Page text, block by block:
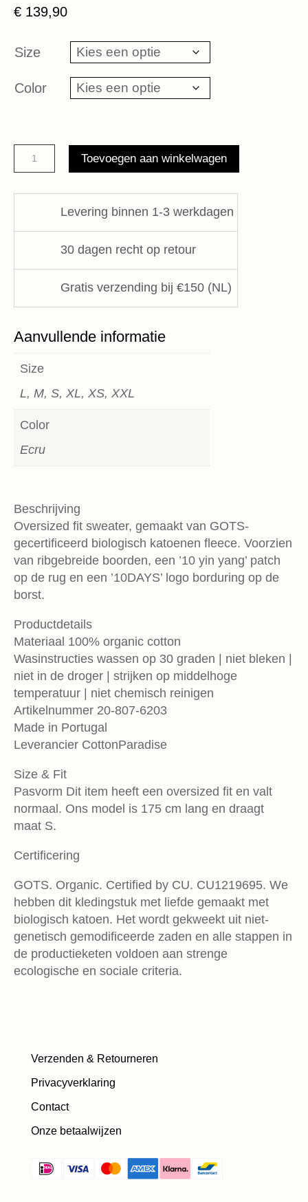
€ 139,90
Size
Color
Baseball
sweater
Toevoegen aan winkelwagen
Levering binnen 1-3 werkdagen
30 dagen recht op retour
Gratis verzending bij €150 (NL)
Aanvullende informatie
Size
L, M, S, XL, XS, XXL
Color
Ecru
Beschrijving
Oversized fit sweater, gemaakt van GOTS-
gecertificeerd biologisch katoenen fleece. Voorzien
van ribgebreide boorden, een ’10 yin yang’ patch
op de rug en een ’10DAYS’ logo borduring op de
borst.
Productdetails
Materiaal 100% organic cotton
Wasinstructies wassen op 30 graden | niet bleken |
niet in de droger | strijken op middelhoge
temperatuur | niet chemisch reinigen
Artikelnummer 20-807-6203
Made in Portugal
Leverancier CottonParadise
Size & Fit
Pasvorm Dit item heeft een oversized fit en valt
normaal. Ons model is 175 cm lang en draagt
maat S.
Certificering
GOTS. Organic. Certified by CU. CU1219695. We
hebben dit kledingstuk met liefde gemaakt met
biologisch katoen. Het wordt gekweekt uit niet-
genetisch gemodificeerde zaden en alle stappen in
de productieketen voldoen aan strenge
ecologische en sociale criteria.
Verzenden & Retourneren
Privacyverklaring
Contact
Onze betaalwijzen